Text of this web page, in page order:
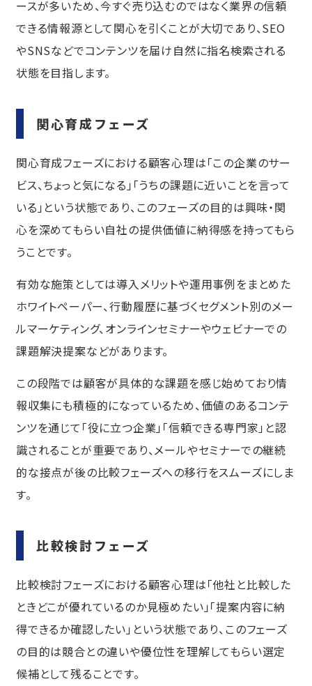
ースが多いため、今すぐ売り込むのではなく業界の信頼
できる情報源として関心を引くことが大切であり、SEO
やSNSなどでコンテンツを届け自然に指名検索される
状態を目指します。
関心育成フェーズ
関心育成フェーズにおける顧客心理は「この企業のサー
ビス、ちょっと気になる」「うちの課題に近いことを言って
いる」という状態であり、このフェーズの目的は興味・関
心を深めてもらい自社の提供価値に納得感を持ってもら
うことです。
有効な施策としては導入メリットや運用事例をまとめた
ホワイトペーパー、行動履歴に基づくセグメント別のメー
ルマーケティング、オンラインセミナーやウェビナーでの
課題解決提案などがあります。
この段階では顧客が具体的な課題を感じ始めており情
報収集にも積極的になっているため、価値のあるコンテ
ンツを通じて「役に立つ企業」「信頼できる専門家」と認
識されることが重要であり、メールやセミナーでの継続
的な接点が後の比較フェーズへの移行をスムーズにしま
す。
比較検討フェーズ
比較検討フェーズにおける顧客心理は「他社と比較した
ときどこが優れているのか見極めたい」「提案内容に納
得できるか確認したい」という状態であり、このフェーズ
の目的は競合との違いや優位性を理解してもらい選定
候補として残ることです。